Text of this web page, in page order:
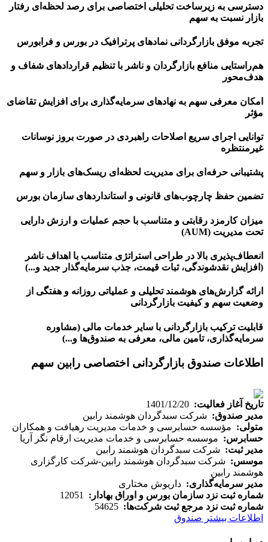
دسترسی به زیرساخت تحلیلی اختصاصی برای رصد لحظه‌ای رفتار
بازار نسبت به سهم
تجربه موفق بازارگردانی نمادهای پرترافیک در بورس و فرابورس
هم‌راستایی منافع بازارگردان و ناشر با تنظیم قراردادهای شفاف و
هدف‌محور
امکان معرفی سهم به نهادهای سرمایه‌گذاری برای افزایش تقاضای
مؤثر
توانایی اجرای سریع اصلاحات راهبردی در صورت بروز نوسانات
غیرمنتظره
پشتیبانی حرفه‌ای برای مدیریت لحظه‌ای ریسک‌های بازار و سهم
تضمین حفظ چارچوب‌های قانونی و استانداردهای سازمان بورس
میزان کارمزد رقابتی و متناسب با حجم عملیات و ارزش دارایی
تحت مدیریت (AUM)
انعطاف‌پذیری بالا در طراحی استراتژی متناسب با اهداف ناشر
(افزایش نقدشوندگی، ثبات قیمت، جذب سرمایه‌گذار جدید و...)
ارائه گزارش‌های هوشمند تحلیلی و عملیاتی روزانه و هفتگی از
وضعیت سهم و کیفیت بازارگردانی
قابلیت ترکیب بازارگردانی با سایر خدمات مالی (مشاوره
سرمایه‌گذاری، تامین مالی، معرفی به صندوق‌ها و...)
اطلاعات صندوق بازارگردانی اختصاصی رابین سهم
تاریخ آغاز فعالیت: 1401/12/20
مدیر صندوق: شرکت سبدگردان هوشمند رابین
متولی: مؤسسه حسابرسی و خدمات مدیریت رهیافت و همکاران
حسابرس: موسسه حسابرسی و خدمات مدیریت ارقام نگر آریا
مدیر ثبت: شرکت سبدگردان هوشمند رابین
موسس: شرکت سبدگردان هوشمند رابین-شرکت کارگزاری
هوشمند رابین
مدیر سرمایه‌گذاری: داریوش مختاری
شماره ثبت نزد سازمان بورس و اوراق بهادار: 12051
شماره ثبت نزد مرجع ثبت شرکت‌ها: 54625
اطلاعات بیشتر صندوق